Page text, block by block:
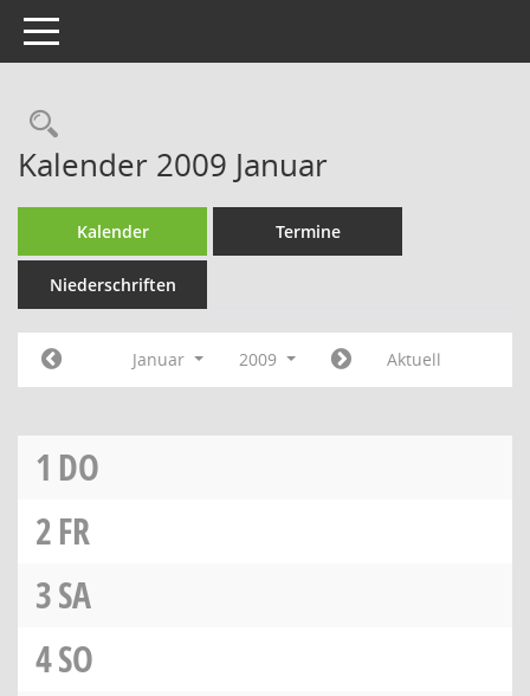
Toggle navigation
Rechercheauswahl
Kalender 2009 Januar
Kalender Termine
Niederschriften
Januar 2009 Aktuell
1 DO
2FR
3SA
4SO